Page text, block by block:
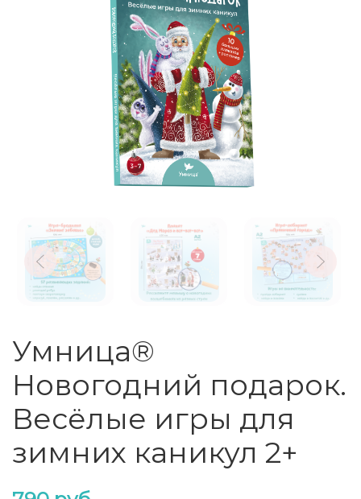
Умница®
Новогодний подарок.
Весёлые игры для
зимних каникул 2+